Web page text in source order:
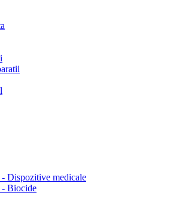
Dispozitive medicale
- Biocide